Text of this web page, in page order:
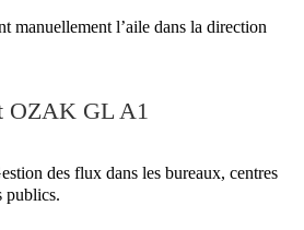
manuellement l’aile dans la direction
OZAK GL A1
des flux dans les bureaux, centres
publics.